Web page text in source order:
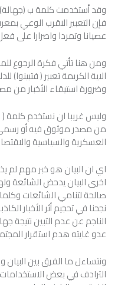
وقد أستخدمت كلمة ب (جهالة)
فإن التعبير الاقرب الوعي
عصيانا وتمردا واصرارا على
ومن هنا تأتي فكرة الرجوع
الاية الكريمة تعبير (
وضرورة استيقاء الأخبار من
وليس غريبا ان نستخدم كلمة (
من مصدر موثوق فيه أو رسمي
العسكرية والسياسية
اي ان البيان هو خبر مهم لم
اخرى البيان يدحض الشائعة
صالحة لتنامي الشائعات
نجحنا في تحجيم أثر الأخبار
الناجم عن عدم التبين نتيجة
عدو غايته هدم استقرار
ونتساءل ما الفرق بين البيان
الترادف في بعض الاستخدامات